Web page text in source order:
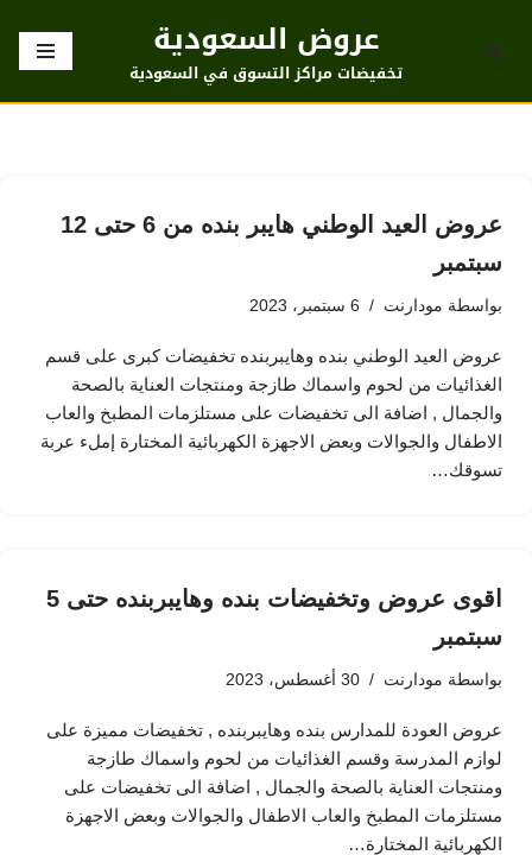
تخطى
عروض السعودية
تخفيضات مراكز التسوق في السعودية
عروض العيد الوطني هايبر بنده من 6 حتى 12
سبتمبر
بواسطة مودارنت 6 سبتمبر، 2023
عروض العيد الوطني بنده وهايبربنده تخفيضات كبرى على قسم
الغذائيات من لحوم واسماك طازجة ومنتجات العناية بالصحة
والجمال , اضافة الى تخفيضات على مستلزمات المطبخ والعاب
الاطفال والجوالات وبعض الاجهزة الكهربائية المختارة إملء عربة
تسوقك…
اقوى عروض وتخفيضات بنده وهايبربنده حتى 5
سبتمبر
بواسطة مودارنت 30 أغسطس، 2023
عروض العودة للمدارس بنده وهايبربنده , تخفيضات مميزة على
لوازم المدرسة وقسم الغذائيات من لحوم واسماك طازجة
ومنتجات العناية بالصحة والجمال , اضافة الى تخفيضات على
مستلزمات المطبخ والعاب الاطفال والجوالات وبعض الاجهزة
الكهربائية المختارة…